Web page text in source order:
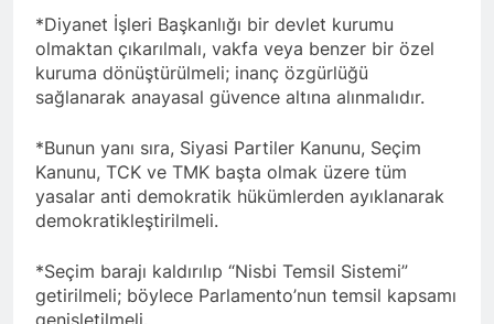
talepleri etrafında
birleşmeye çağırıyoruz.*
HAK-PAR Parti Meclisi 12
Nisan 2025 tarihinde Ankara
genel merkezde toplanarak
görüştü ve aşağıdaki
açıklamayı kamuoyu ile
paylaşmayı kararlaştırdı.
1 Yıl Ago
HAK-PAR Mersin il örgütü
Newrozu coşkulu bir
etkinlikle kutladı
1 Yıl Ago
BAŞTA KÜRT HALKI OLMAK
ÜZERE HERKESİN, MEŞRU
EDİLDİĞİ ADİL BİR DÜZEN
UMUDUMUZU CANLI
TUTARAK; RAMAZAN
HAK-PAR, PDK-BAKUR, PSK,
PWK, Diyarbakır e Mardin’de
Halepçe Soykırımı’nı Andılar:
*Diyanet İşleri Başkanlığı bir devlet kurumu
olmaktan çıkarılmalı, vakfa veya benzer bir özel
kuruma dönüştürülmeli; inanç özgürlüğü
sağlanarak anayasal güvence altına alınmalıdır.
*Bunun yanı sıra, Siyasi Partiler Kanunu, Seçim
Kanunu, TCK ve TMK başta olmak üzere tüm
yasalar anti demokratik hükümlerden ayıklanarak
demokratikleştirilmeli.
*Seçim barajı kaldırılıp “Nisbi Temsil Sistemi”
getirilmeli; böylece Parlamento’nun temsil kapsamı
genişletilmeli.